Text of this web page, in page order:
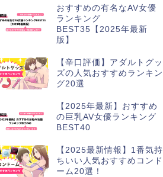
おすすめの有名なAV女優
ランキング
BEST35【2025年最新
版】
【辛口評価】アダルトグッ
ズの人気おすすめランキン
グ20選
【2025年最新】おすすめ
の巨乳AV女優ランキング
BEST40
【2025最新情報】1番気持
ちいい人気おすすめコンド
ーム20選！